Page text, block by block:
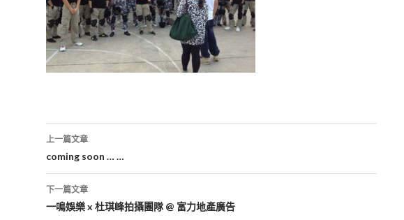
文
章
導
覽
上一篇文章
coming soon … …
下一篇文章
一鳴娛樂 x 杜琪峰拍攝團隊 @ 富力地產廣告